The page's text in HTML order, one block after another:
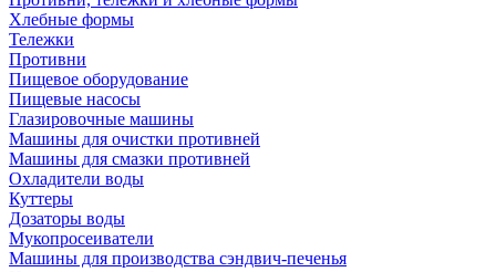
Хлебные формы
Тележки
Противни
Пищевое оборудование
Пищевые насосы
Глазировочные машины
Машины для очистки противней
Машины для смазки противней
Охладители воды
Куттеры
Дозаторы воды
Мукопросеиватели
Машины для производства сэндвич-печенья